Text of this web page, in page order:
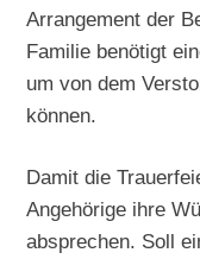
Arrangement der
Familie benötigt
um von dem
können.
Damit die
Angehörige ihre
absprechen. Soll